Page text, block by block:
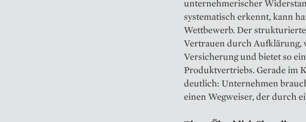
unternehmerischer
systematisch erkennt, kann
Wettbewerb. Der
Vertrauen durch Aufklärung,
Versicherung und bietet so
Produktvertriebs. Gerade im
deutlich: Unternehmen
einen Wegweiser, der durch